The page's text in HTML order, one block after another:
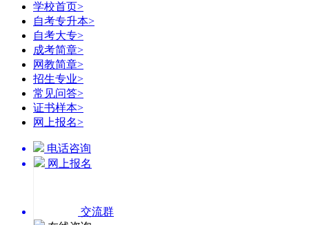
学校首页>
自考专升本>
自考大专>
成考简章>
网教简章>
招生专业>
常见问答>
证书样本>
网上报名>
电话咨询
网上报名
交流群